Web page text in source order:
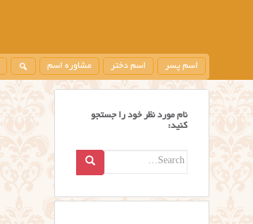
m
i
n
t
اسم پسر اسم دختر مشاوره اسم
نام مورد نظر خود را جستجو
کنید:
Search